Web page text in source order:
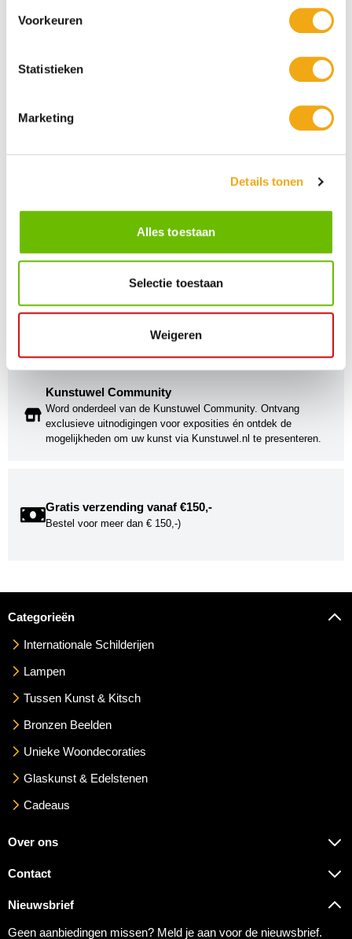
Voorkeuren
Statistieken
Marketing
Details tonen
Alles toestaan
Selectie toestaan
Weigeren
vakkundige klantenservice klaar.
Kunst voor iedereen
Stijlvolle kunstobjecten voor elke smaak, interieur en/of tuin.
Kunstuwel Community
Word onderdeel van de Kunstuwel Community. Ontvang
exclusieve uitnodigingen voor exposities én ontdek de
mogelijkheden om uw kunst via Kunstuwel.nl te presenteren.
Gratis verzending vanaf €150,-
Bestel voor meer dan € 150,-)
Categorieën
Internationale Schilderijen
Lampen
Tussen Kunst & Kitsch
Bronzen Beelden
Unieke Woondecoraties
Glaskunst & Edelstenen
Cadeaus
Over ons
Contact
Nieuwsbrief
Geen aanbiedingen missen? Meld je aan voor de nieuwsbrief.